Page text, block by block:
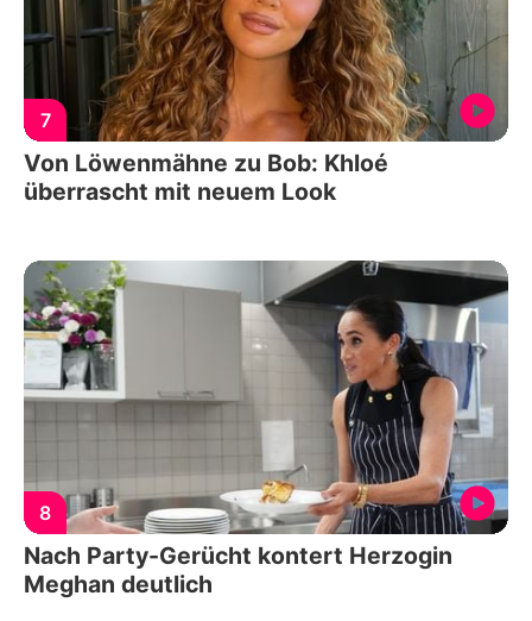
7
Von Löwenmähne zu Bob: Khloé
überrascht mit neuem Look
8
Nach Party-Gerücht kontert Herzogin
Meghan deutlich